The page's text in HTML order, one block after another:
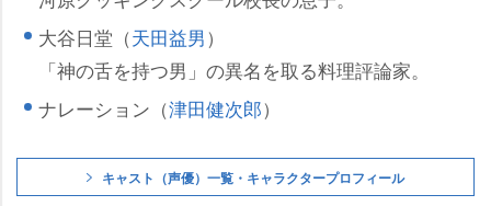
大谷日堂（天田益男）
「神の舌を持つ男」の異名を取る料理評論家。
ナレーション（津田健次郎）
キャスト（声優）一覧・キャラクタープロフィール